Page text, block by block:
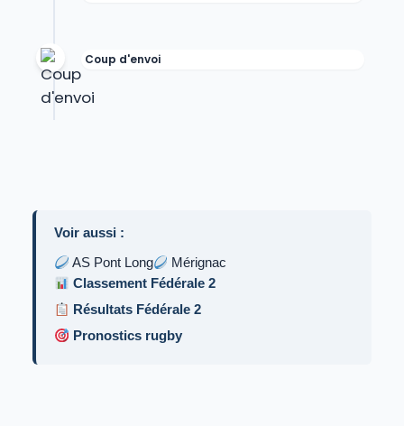
Coup d'envoi
Voir aussi :
AS Pont Long
Mérignac
Classement Fédérale 2
Résultats Fédérale 2
Pronostics rugby